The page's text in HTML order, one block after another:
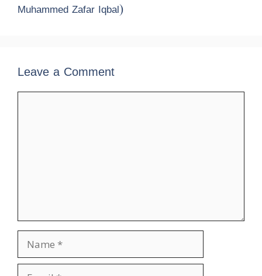
Muhammed Zafar Iqbal)
Leave a Comment
Name
Email